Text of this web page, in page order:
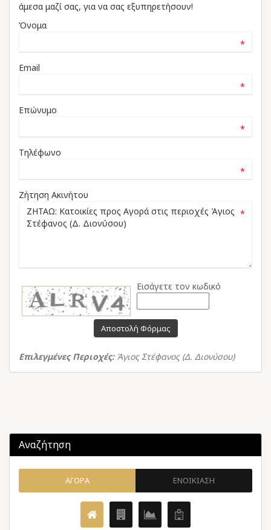
άμεσα μαζί σας, για να σας εξυπηρετήσουν!
Όνομα
*
Email
*
Επώνυμο
*
Τηλέφωνο
*
Ζήτηση Ακινήτου
*
Εισάγετε τον κωδικό
Αποστολή Φόρμας
Επιλεγμένες Περιοχές: Άγιος Στέφανος (Δ. Διονύσου)
Αναζήτηση
ΑΓΟΡΑ ΕΝΟΙΚΙΑΣΗ